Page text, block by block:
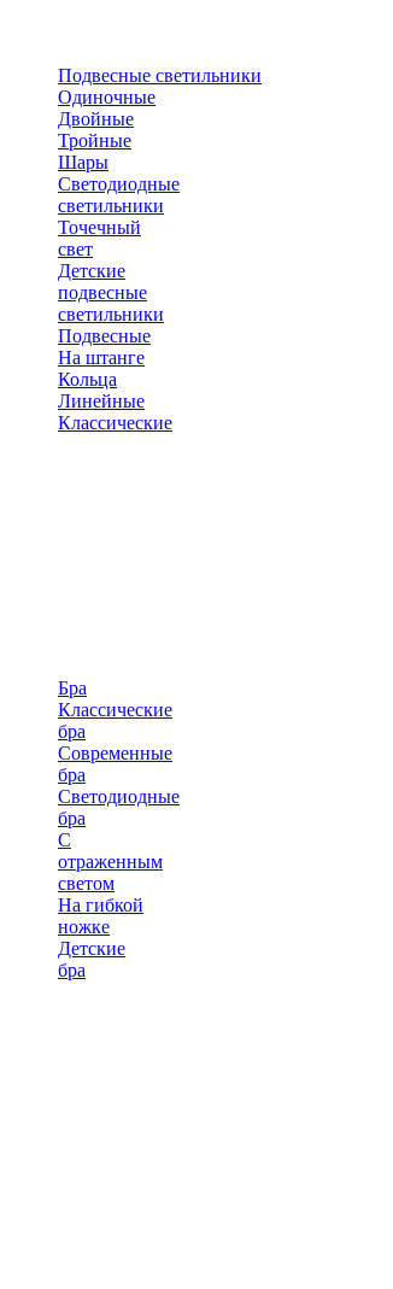
Подвесные светильники
Одиночные
Двойные
Тройные
Шары
Светодиодные
светильники
Точечный
свет
Детские
подвесные
светильники
Подвесные
На штанге
Кольца
Линейные
Классические
Бра
Классические
бра
Современные
бра
Светодиодные
бра
С
отраженным
светом
На гибкой
ножке
Детские
бра